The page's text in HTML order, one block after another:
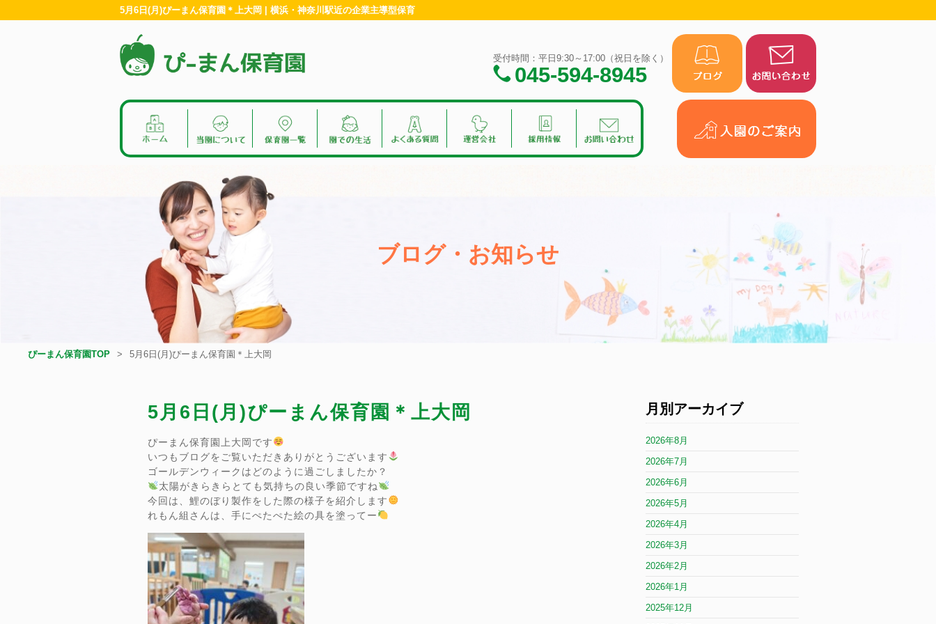
5月6日(月)ぴーまん保育園＊上大岡 | 横浜・神奈川駅近の企業主導型保育
受付時間：平日9:30～17:00（祝日を除く）
045-594-8945
ブログ・お知らせ
ぴーまん保育園TOP 5月6日(月)ぴーまん保育園＊上大岡
5月6日(月)ぴーまん保育園＊上大岡
ぴーまん保育園上大岡です
いつもブログをご覧いただきありがとうございます
ゴールデンウィークはどのように過ごしましたか？
太陽がきらきらとても気持ちの良い季節ですね
今回は、鯉のぼり製作をした際の様子を紹介します
れもん組さんは、手にぺたぺた絵の具を塗ってー
月別アーカイブ
2026年8月
2026年7月
2026年6月
2026年5月
2026年4月
2026年3月
2026年2月
2026年1月
2025年12月